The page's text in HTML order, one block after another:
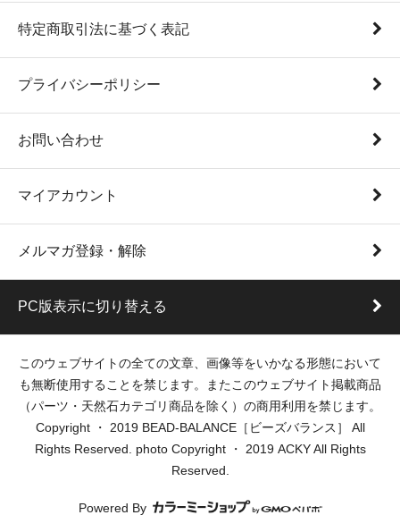
特定商取引法に基づく表記
プライバシーポリシー
お問い合わせ
マイアカウント
メルマガ登録・解除
PC版表示に切り替える
このウェブサイトの全ての文章、画像等をいかなる形態において
も無断使用することを禁じます。またこのウェブサイト掲載商品
（パーツ・天然石カテゴリ商品を除く）の商用利用を禁じます。
Copyright ・ 2019 BEAD-BALANCE［ビーズバランス］ All
Rights Reserved. photo Copyright ・ 2019 ACKY All Rights
Reserved.
Powered By